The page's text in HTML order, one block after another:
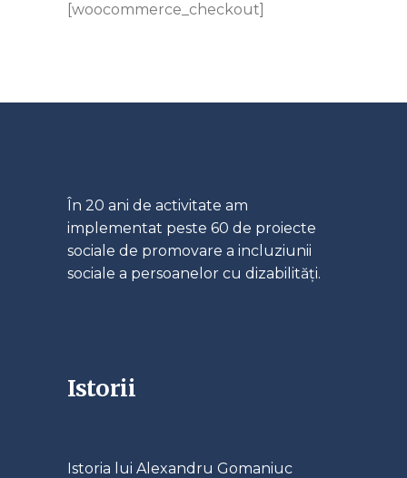
[woocommerce_checkout]
În 20 ani de activitate am
implementat peste 60 de proiecte
sociale de promovare a incluziunii
sociale a persoanelor cu dizabilități.
Istorii
Istoria lui Alexandru Gomaniuc